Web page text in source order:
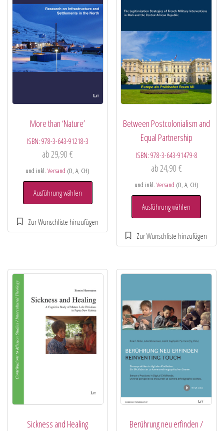
More than ‘Nature’
ISBN:978-3-643-91218-3
ab29,90€
und inkl.Versand (D, A, CH)
Ausführung wählen
Between Postcolonialism and
Equal Partnership
ISBN: 978-3-643-91479-8
ab24,90 €
und inkl. Versand (D, A, CH)
Ausführung wählen
Sickness and Healing
Berührung neu erfinden /